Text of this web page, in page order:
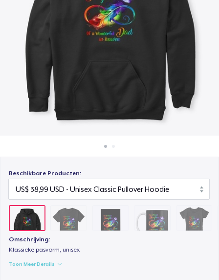
Verkoop overal
Beschikbare Producten:
Omschrijving:
Klassieke pasvorm, unisex
Toon Meer Details
Poster - 24" x 36"
Women's Comfort Tee
US$ 27,99
Classic Long Sleeve Tee